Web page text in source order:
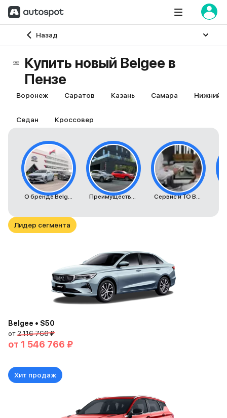
Назад
Главная
Купить новый Belgee в
Пензе
Воронеж Саратов Казань Самара Нижний
Седан Кроссовер
О бренде Belgee Преимущества автомобилей Belgee Сервис и ТО Belgee
Лидер сегмента
Belgee • S50
от2 116 766 ₽
от 1 546 766 ₽
Хит продаж